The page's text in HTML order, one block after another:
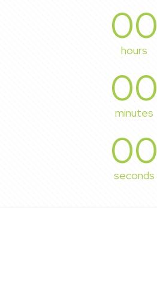
00
hours
00
minutes
00
seconds